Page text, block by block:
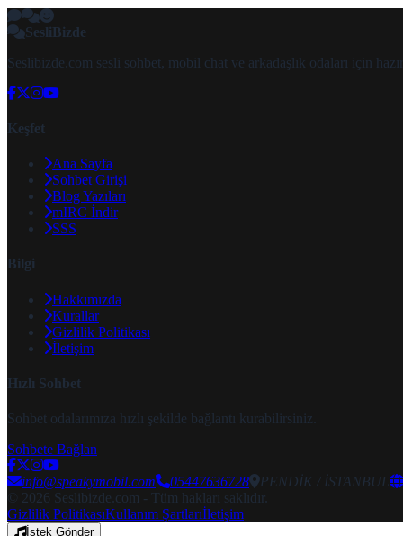
SesliBizde
Seslibizde.com sesli sohbet, mobil chat ve arkadaşlık odaları için
Keşfet
Ana Sayfa
Sohbet Girişi
Blog Yazıları
mIRC İndir
SSS
Bilgi
Hakkımızda
Kurallar
Gizlilik Politikası
İletişim
Hızlı Sohbet
Sohbet odalarımıza hızlı şekilde bağlantı kurabilirsiniz.
Sohbete Bağlan
info@speakymobil.com 05447636728 PENDİK / İSTANBUL
© 2026 Seslibizde.com - Tüm hakları saklıdır.
Gizlilik PolitikasıKullanım Şartlarıİletişim
İstek Gönder